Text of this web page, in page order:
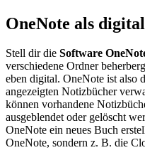
OneNote als
Stell dir die Software
verschiedene Ordner
eben digital. OneNote ist also
angezeigten Notizbücher
können vorhandene
ausgeblendet oder gelöscht
OneNote ein neues Buch
OneNote, sondern z. B. die